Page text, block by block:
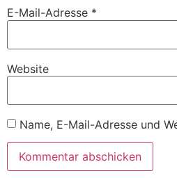
E-Mail-Adresse *
Website
Name, E-Mail-Adresse und